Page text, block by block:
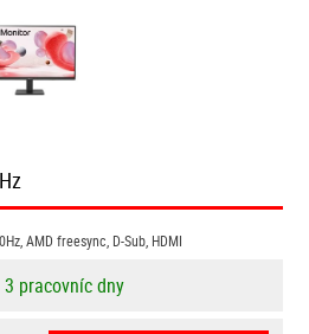
AMD freesync, D-Sub, HDMI
3 pracovníc dny